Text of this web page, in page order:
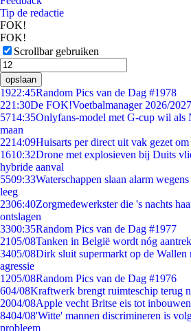
Tip de redactie
FOK!
FOK!
Scrollbar gebruiken
opslaan
1922:45Random Pics van de Dag #1978
221:30De FOK!Voetbalmanager 2026/
5714:35Onlyfans-model met G-cup wil als
maan
2214:09Huisarts per direct uit vak gezet
1610:32Drone met explosieven bij Duits
hybride aanval
5509:33Waterschappen slaan alarm
leeg
2306:40Zorgmedewerkster die 's nachts
ontslagen
3300:35Random Pics van de Dag #1977
2105/08Tanken in België wordt nóg
3405/08Dirk sluit supermarkt op de Wallen
agressie
1205/08Random Pics van de Dag #1976
604/08Kraftwerk brengt ruimteschip terug
2004/08Apple vecht Britse eis tot
8404/08'Witte' mannen discrimineren is
probleem